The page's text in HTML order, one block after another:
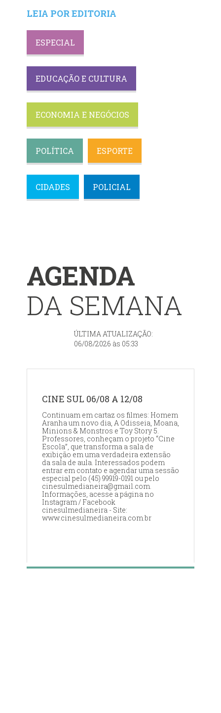
LEIA POR EDITORIA
CIDADES POLICIAL
POLÍTICA ESPORTE
ECONOMIA E NEGÓCIOS
EDUCAÇÃO E CULTURA
ESPECIAL
AGENDA
DA SEMANA
ÚLTIMA ATUALIZAÇÃO:
06/08/2026 às 05:33
CINE SUL 06/08 A 12/08
Continuam em cartaz os filmes: Homem
Aranha um novo dia, A Odisseia, Moana,
Minions & Monstros e Toy Story 5.
Professores, conheçam o projeto “Cine
Escola”, que transforma a sala de
exibição em uma verdadeira extensão
da sala de aula. Interessados podem
entrar em contato e agendar uma sessão
especial pelo (45) 99919-0191 ou pelo
cinesulmedianeira@gmail.com.
Informações, acesse a página no
Instagram / Facebook
cinesulmedianeira - Site:
www.cinesulmedianeira.com.br